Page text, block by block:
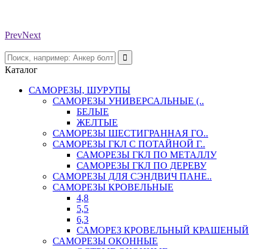
PrevNext
Каталог
САМОРЕЗЫ, ШУРУПЫ
САМОРЕЗЫ УНИВЕРСАЛЬНЫЕ (..
БЕЛЫЕ
ЖЕЛТЫЕ
САМОРЕЗЫ ШЕСТИГРАННАЯ ГО..
САМОРЕЗЫ ГКЛ С ПОТАЙНОЙ Г..
САМОРЕЗЫ ГКЛ ПО МЕТАЛЛУ
САМОРЕЗЫ ГКЛ ПО ДЕРЕВУ
САМОРЕЗЫ ДЛЯ СЭНДВИЧ ПАНЕ..
САМОРЕЗЫ КРОВЕЛЬНЫЕ
4,8
5,5
6,3
САМОРЕЗ КРОВЕЛЬНЫЙ КРАШЕНЫЙ
САМОРЕЗЫ ОКОННЫЕ